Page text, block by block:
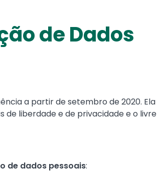
de Dados
a partir de setembro de 2020. Ela
liberdade e de privacidade e o livre
de dados pessoais: